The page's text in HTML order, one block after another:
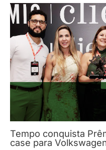
Tempo conquista
case para